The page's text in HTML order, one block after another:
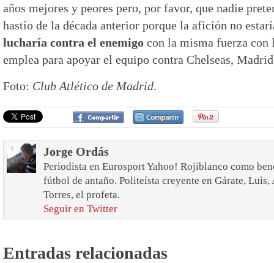
años mejores y peores pero, por favor, que nadie
hastío de la década anterior porque la afición no
lucharía contra el enemigo con la misma fuerza con
emplea para apoyar el equipo contra Chelseas,
Foto: Club Atlético de Madrid.
Jorge Ordás
Periodista en Eurosport Yahoo! Rojiblanco como
fútbol de antaño. Politeísta creyente en Gárate,
Torres, el profeta.
Seguir en Twitter
Entradas relacionadas